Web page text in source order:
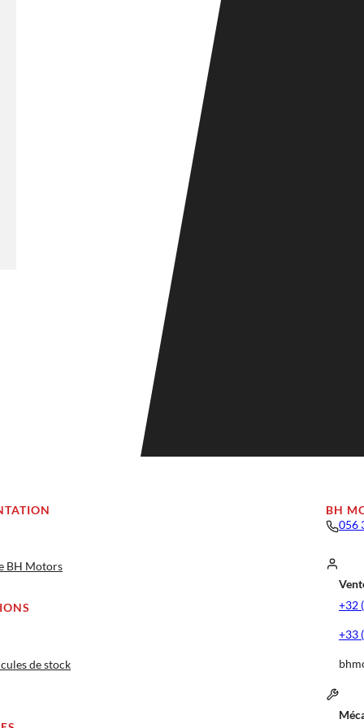
BH Motors
de stock
BH
056
+32
+33